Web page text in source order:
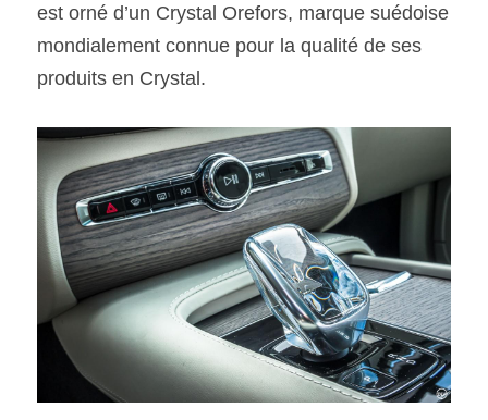
est orné d’un Crystal Orefors, marque suédoise
mondialement connue pour la qualité de ses
produits en Crystal.